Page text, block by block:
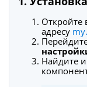
Откройте
адресу
Найдите